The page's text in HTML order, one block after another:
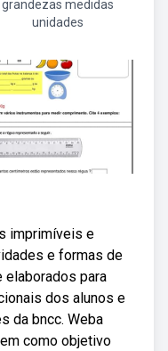
grandezas medidas
unidades
imprimíveis e
e formas de
elaborados para
dos alunos e
da bncc. Weba
como objetivo